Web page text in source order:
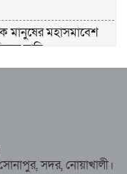
মানুষের মহাসমাবেশ
দাবি
প্রস্তুতি
মানুষ
‘অদম্য
সদর, নোয়াখালী।